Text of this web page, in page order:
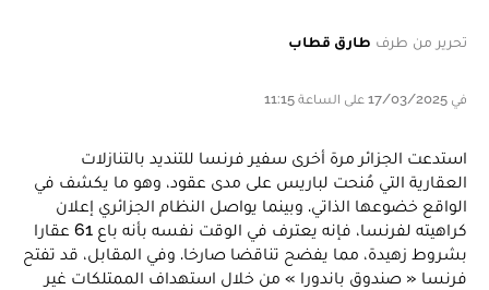
تحرير من طرف طارق قطاب
في 17/03/2025 على الساعة 11:15
استدعت الجزائر مرة أخرى سفير فرنسا للتنديد بالتنازلات
العقارية التي مُنحت لباريس على مدى عقود، وهو ما يكشف في
الواقع خضوعها الذاتي. وبينما يواصل النظام الجزائري إعلان
كراهيته لفرنسا، فإنه يعترف في الوقت نفسه بأنه باع 61 عقارا
بشروط زهيدة، مما يفضح تناقضا صارخا. وفي المقابل، قد تفتح
فرنسا « صندوق باندورا » من خلال استهداف الممتلكات غير